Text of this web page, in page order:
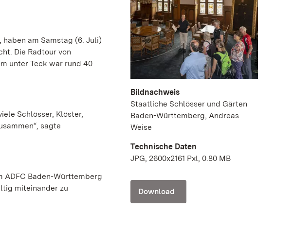
am Samstag (6. Juli)
Die Radtour von
unter Teck war rund 40
Schlösser, Klöster,
sagte
ADFC Baden-Württemberg
miteinander zu
Bildnachweis
Staatliche Schlösser und Gärten
Baden-Württemberg, Andreas
Weise
Technische Daten
JPG, 2600x2161 Pxl, 0.80 MB
Download